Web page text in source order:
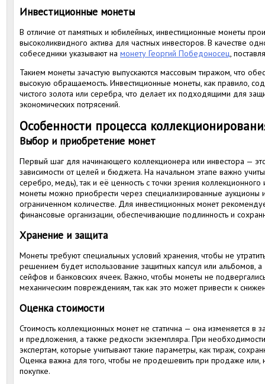
Инвестиционные монеты
В отличие от памятных и юбилейных, инвестиционные монеты
высоколиквидного актива для частных инвесторов. В качестве
собеседники указывают на монету Георгий Победоносец,
Такием монеты зачастую выпускаются массовым тиражом, что
высокую обращаемость. Инвестиционные монеты, как правило,
чистого золота или серебра, что делает их подходящими для
экономических потрясений.
Особенности процесса
Выбор и приобретение монет
Первый шаг для начинающего коллекционера или инвестора —
зависимости от целей и бюджета. На начальном этапе важно
серебро, медь), так и её ценность с точки зрения
монеты можно приобрести через специализированные аукционы
ограниченном количестве. Для инвестиционных монет
финансовые организации, обеспечивающие подлинность и
Хранение и защита
Монеты требуют специальных условий хранения, чтобы не
решением будет использование защитных капсул или альбомов,
сейфов и банковских ячеек. Важно, чтобы монеты не
механическим повреждениям, так как это может привести к
Оценка стоимости
Стоимость коллекционных монет не статична — она изменяется в
и предложения, а также редкости экземпляра. При
экспертам, которые учитывают такие параметры, как тираж,
Оценка важна для того, чтобы не продешевить при продаже или,
покупке.